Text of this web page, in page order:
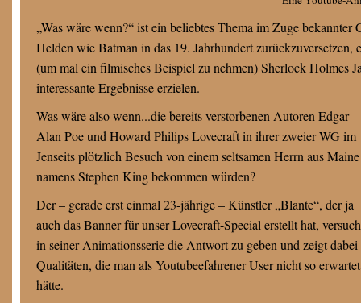
„Was wäre wenn?“ ist ein beliebtes Thema im Zuge
Helden wie Batman in das 19. Jahrhundert
(um mal ein filmisches Beispiel zu nehmen) Sherlock Holmes
interessante Ergebnisse erzielen.
Was wäre also wenn...die bereits verstorbenen Autoren Edgar
Alan Poe und Howard Philips Lovecraft in ihrer zweier WG im
Jenseits plötzlich Besuch von einem seltsamen Herrn aus Maine
namens Stephen King bekommen würden?
Der – gerade erst einmal 23-jährige – Künstler „Blante“, der ja
auch das Banner für unser Lovecraft-Special erstellt hat,
in seiner Animationsserie die Antwort zu geben und zeigt dabei
Qualitäten, die man als Youtubeefahrener User nicht so erwartet
hätte.